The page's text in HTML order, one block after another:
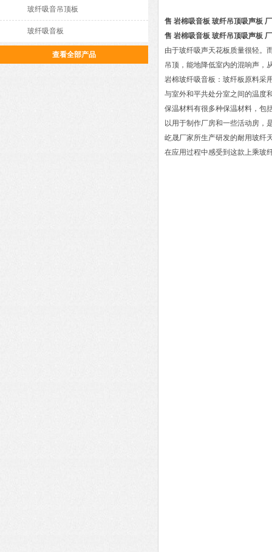
玻纤吸音吊顶板
玻纤吸音板
查看全部产品
售 岩棉吸音板 玻纤吊顶吸声板
售 岩棉吸音板 玻纤吊顶吸声板
由于玻纤吸声天花板质量很轻。
吊顶，能地降低室内的混响声，
岩棉玻纤吸音板：玻纤板原料采
与室外和平共处分室之间的温度
保温材料有很多种保温材料，包
以用于制作厂房和一些活动房，
屹晟厂家所生产研发的耐用玻纤
在应用过程中感受到这款上乘玻